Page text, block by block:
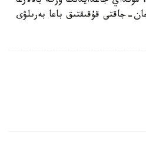
جاقتى قۇقىقتىق باعا بەرىلۋى